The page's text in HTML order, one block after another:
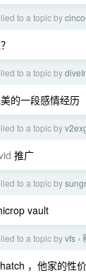
to a topic by
to a topic by
的一段感情经历
to a topic by
推广
to a topic by
vault
to a topic byvfs ›
，他家的性